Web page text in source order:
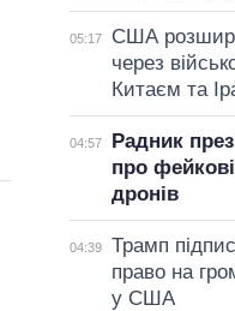
05:17
США
через
Китаєм та
04:57
Радник
про
дронів
04:39
Трамп
право на
у США